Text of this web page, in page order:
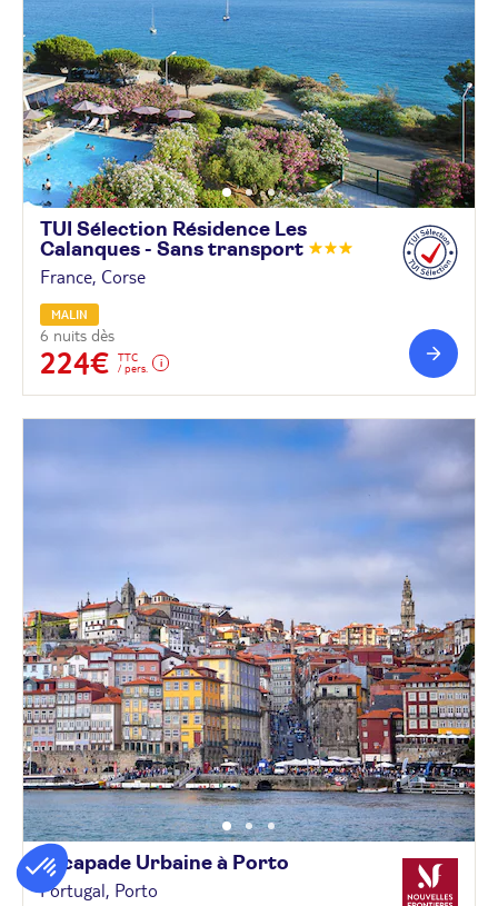
TUI Sélection Résidence Les
Calanques - Sans transport
France, Corse
MALIN
6 nuits dès
224€
TTC
/ pers.
Escapade Urbaine à Porto
Portugal, Porto